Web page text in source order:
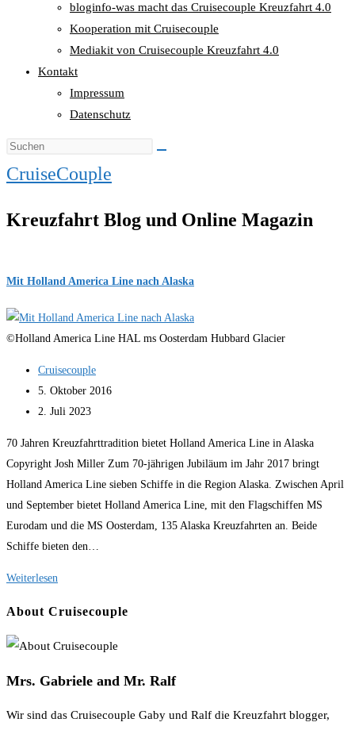
bloginfo-was macht das Cruisecouple Kreuzfahrt 4.0
Kooperation mit Cruisecouple
Mediakit von Cruisecouple Kreuzfahrt 4.0
Kontakt
Impressum
Datenschutz
CruiseCouple
Kreuzfahrt Blog und Online Magazin
Mit Holland America Line nach Alaska
©Holland America Line HAL ms Oosterdam Hubbard Glacier
Beitrags-
Autor:
Cruisecouple
Beitrag
veröffentlicht:
5. Oktober 2016
Beitrag
am:
2. Juli 2023
70 Jahren Kreuzfahrttradition bietet Holland America Line in Alaska
Copyright Josh Miller Zum 70-jährigen Jubiläum im Jahr 2017 bringt
Holland America Line sieben Schiffe in die Region Alaska. Zwischen April
und September bietet Holland America Line, mit den Flagschiffen MS
Eurodam und die MS Oosterdam, 135 Alaska Kreuzfahrten an. Beide
Schiffe bieten den…
Weiterlesen
America
Alaska
About Cruisecouple
Mrs. Gabriele and Mr. Ralf
Wir sind das Cruisecouple Gaby und Ralf die Kreuzfahrt blogger,